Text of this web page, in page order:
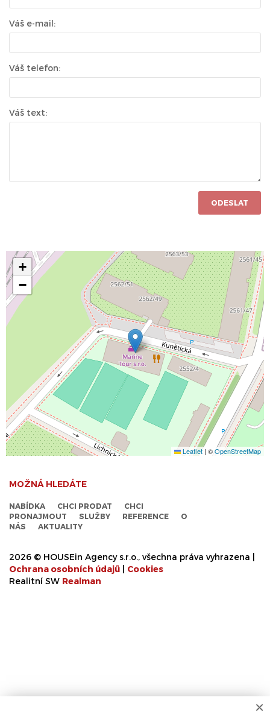
Váš e-mail:
Váš telefon:
Váš text:
ODESLAT
+
−
Leaflet | ©OpenStreetMap
MOŽNÁ HLEDÁTE
NABÍDKA CHCI PRODAT
CHCI
PRONAJMOUT
SLUŽBY REFERENCE
O
NÁS
AKTUALITY
2026 © HOUSEin Agency s.r.o., všechna práva vyhrazena |
Ochrana osobních údajů
Cookies
Realitní SW Realman
×